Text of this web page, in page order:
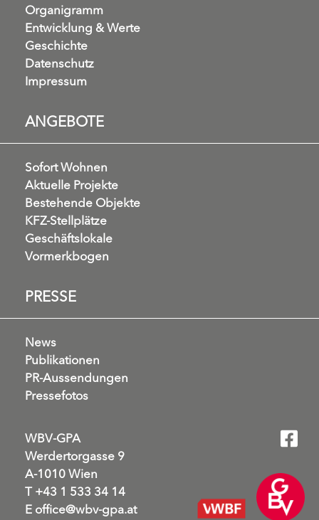
Organigramm
Entwicklung & Werte
Geschichte
Datenschutz
Impressum
ANGEBOTE
Sofort Wohnen
Aktuelle Projekte
Bestehende Objekte
KFZ-Stellplätze
Geschäftslokale
Vormerkbogen
PRESSE
News
Publikationen
PR-Aussendungen
Pressefotos
WBV-GPA
Werdertorgasse 9
A-1010 Wien
T+43 1 533 34 14
E office@wbv-gpa.at